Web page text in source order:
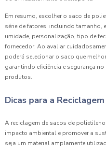
Em resumo, escolher o saco de
série de fatores, incluindo tamanho,
umidade, personalização, tipo de
fornecedor. Ao avaliar
poderá selecionar o saco que
garantindo eficiência e segurança
produtos.
Dicas para a
A reciclagem de sacos de
impacto ambiental e promover a
seja um material amplamente